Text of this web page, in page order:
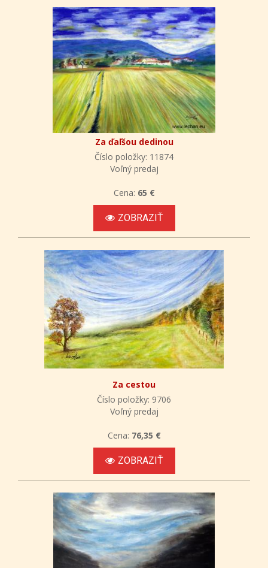
Za ďaľšou dedinou
Číslo položky: 11874
Voľný predaj
Cena: 65 €
ZOBRAZIŤ
Za cestou
Číslo položky: 9706
Voľný predaj
Cena: 76,35 €
ZOBRAZIŤ